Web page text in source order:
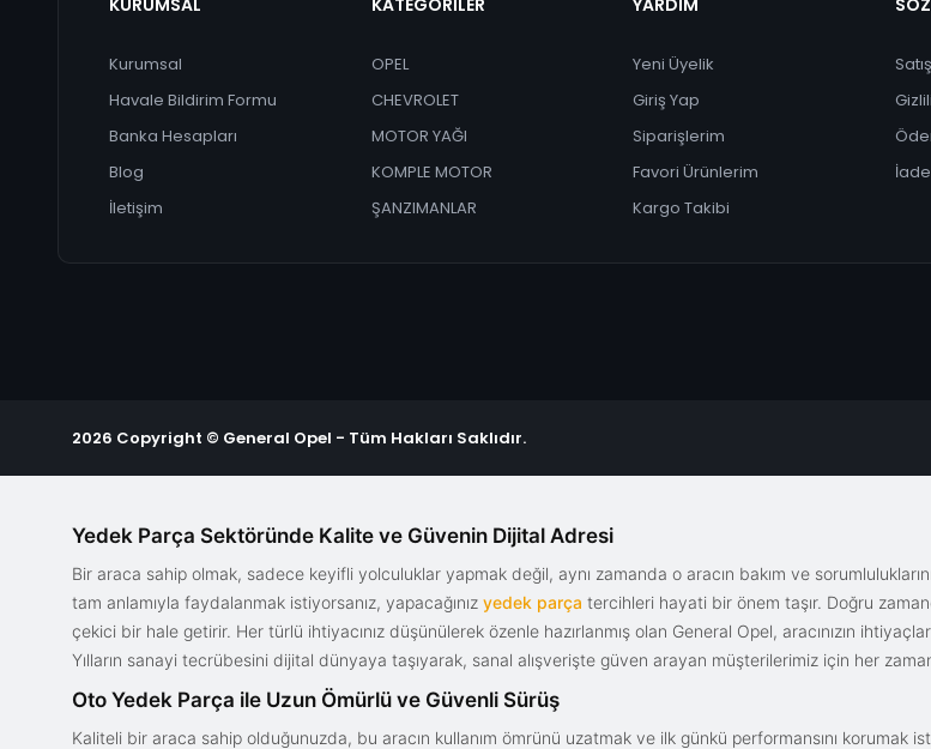
KURUMSAL
Kurumsal
Havale Bildirim Formu
Banka Hesapları
Blog
İletişim
KATEGORİLER
OPEL
CHEVROLET
MOTOR YAĞI
KOMPLE MOTOR
ŞANZIMANLAR
YARDIM
Yeni Üyelik
Giriş Yap
Siparişlerim
Favori Ürünlerim
Kargo Takibi
2026 Copyright © General Opel - Tüm Hakları Saklıdır.
Yedek Parça Sektöründe Kalite ve Güvenin Dijital Adresi
Bir araca sahip olmak, sadece keyifli yolculuklar yapmak değil, aynı zamanda o aracın bakım ve
tam anlamıyla faydalanmak istiyorsanız, yapacağınız yedek parça tercihleri hayati bir önem taşır. Doğru
çekici bir hale getirir. Her türlü ihtiyacınız düşünülerek özenle hazırlanmış olan General Opel, aracınızın
Yılların sanayi tecrübesini dijital dünyaya taşıyarak, sanal alışverişte güven arayan müşterilerimiz için her
Oto Yedek Parça ile Uzun Ömürlü ve Güvenli Sürüş
Kaliteli bir araca sahip olduğunuzda, bu aracın kullanım ömrünü uzatmak ve ilk günkü performansını korumak